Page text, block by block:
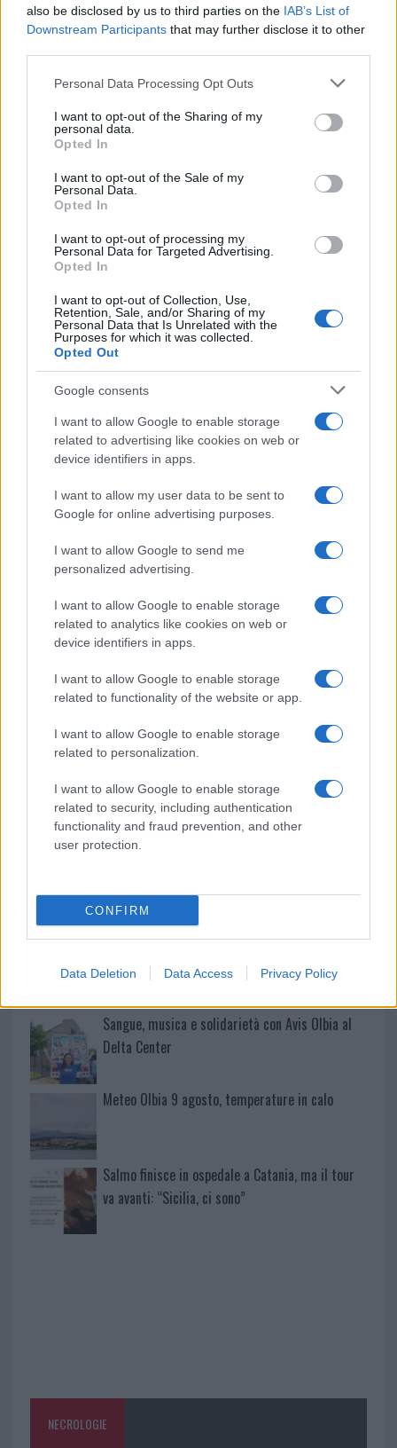
also be disclosed by us to third parties on the IAB’s List of
Downstream Participants that may further disclose it to other
Please note that this website/app uses one or more Google
not limited to your visit or usage behaviour. You may click to
grant or deny consent to Google and its third-party tags to
use your data for below specified purposes in below Google
consent section.
Personal Data Processing Opt Outs
I want to opt-out of the Sharing of my
personal data.
Opted In
I want to opt-out of the Sale of my
Personal Data.
Opted In
I want to opt-out of processing my
Personal Data for Targeted Advertising.
Opted In
I want to opt-out of Collection, Use,
Retention, Sale, and/or Sharing of my
Personal Data that Is Unrelated with the
Purposes for which it was collected.
Opted Out
Google consents
I want to allow Google to enable storage
related to advertising like cookies on web or
device identifiers in apps.
I want to allow my user data to be sent to
Google for online advertising purposes.
I want to allow Google to send me
personalized advertising.
I want to allow Google to enable storage
related to analytics like cookies on web or
device identifiers in apps.
I want to allow Google to enable storage
related to functionality of the website or app.
I want to allow Google to enable storage
related to personalization.
I want to allow Google to enable storage
related to security, including authentication
functionality and fraud prevention, and other
user protection.
CONFIRM
Data Deletion Data Access Privacy Policy
Wi-Fi Palau
Notizie in tempo reale?
Entra nel canale telegram di
Inviaci le tue segnalazioni,
Su WhatsApp al numero +39
345 356 7512
Ricevi le nostre ultime news
F
a
ce
b
o
o
k
T
w
it
te
r
Pi
n
te
re
st
W
h
at
s
A
p
p
S
h
re
Articolo precedente
Prossimo articolo
Controlli rafforzati in Costa Smeralda, 20
arresti e 135 denunce
Tre milioni di euro dalla Provincia Gallura per
nuove aule nelle scuole di Olbia
Arzachena
un ferito
Sangue, musica e solidarietà con Avis Olbia al
Delta Center
Meteo Olbia 9 agosto, temperature in calo
Salmo finisce in ospedale a Catania, ma il tour
va avanti: “Sicilia, ci sono”
NECROLOGIE